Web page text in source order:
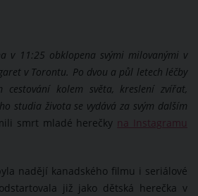
v 11:25 obklopena svými milovanými v
v Torontu. Po dvou a půl letech léčby
cestování kolem světa, kreslení zvířat,
studia života se vydává za svým dalším
smrt mladé herečky na Instagramu
nadějí kanadského filmu i seriálové
již jako dětská herečka v